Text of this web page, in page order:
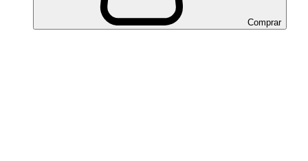
Comprar